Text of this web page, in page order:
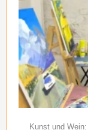
Kunst und